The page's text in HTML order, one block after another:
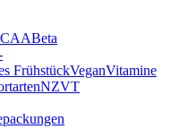
Beta
FrühstückVeganVitamine
NZVT